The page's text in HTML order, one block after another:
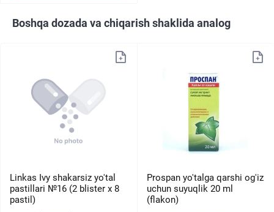
Boshqa dozada va chiqarish shaklida analog
Linkas Ivy shakarsiz yo'tal
pastillari №16 (2 blister х 8
pastil)
Prospan yo'talga qarshi og'iz
uchun suyuqlik 20 ml
(flakon)